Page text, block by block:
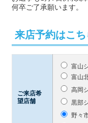
何卒ご了承願います。
来店予約はこち
ご来店希
望店舗
富山
富山
高岡
黒部
野々